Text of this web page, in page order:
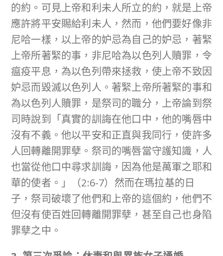
的約。可見上帝和利未人所立的約，就是上帝
應許將平安賜給利未人，然而，他們要好像非
尼哈一樣，以上帝的妒忌為自己的妒忌，著緊
上帝所著緊的事，非尼哈為以色列人贖罪，令
瘟疫平息，為以色列帶來拯救，使上帝不致因
妒忌而毀滅以色列人。著緊上帝所著緊的事和
為以色列人贖罪，是祭司的職分，上帝論到祭
司時說到「真實的訓誨在他口中，他的嘴唇中
沒有不義。他以平安和正直與我同行，使許多
人回轉離開罪孽。祭司的嘴唇當守護知識，人
也當從他口中尋求訓誨，因為他是萬軍之耶和
華的使者。」（2:6-7）然而在瑪拉基的日
子，祭司破壞了他們和上帝的這個約，他們不
但沒有使百姓回轉離開罪孽，甚至自己也身陷
罪孽之中。